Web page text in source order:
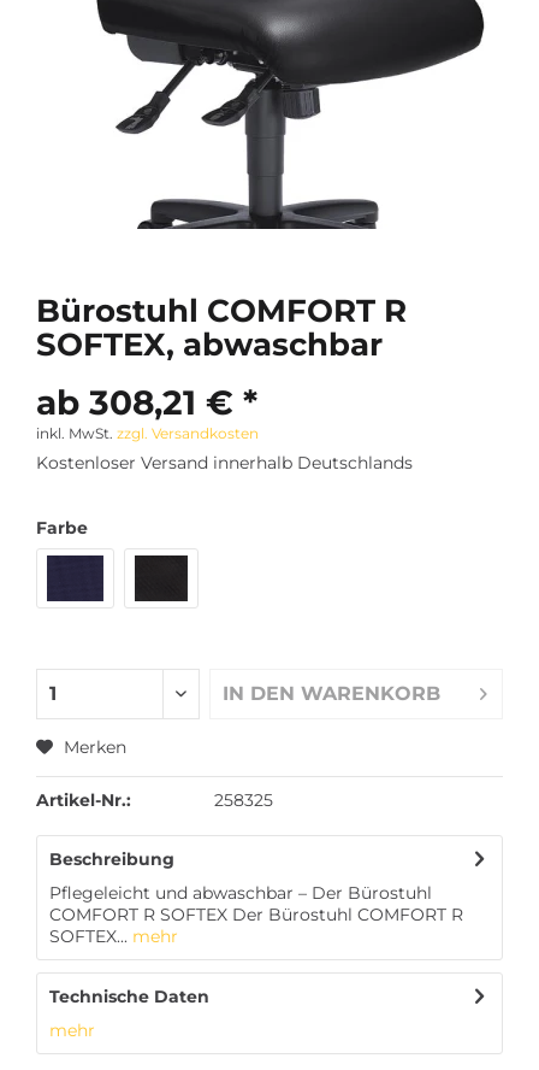
Bürostuhl COMFORT R
SOFTEX, abwaschbar
ab 308,21 € *
inkl. MwSt. zzgl. Versandkosten
Kostenloser Versand innerhalb Deutschlands
Farbe
IN DEN WARENKORB
Merken
Artikel-Nr.: 258325
Beschreibung
Pflegeleicht und abwaschbar – Der Bürostuhl
COMFORT R SOFTEX Der Bürostuhl COMFORT R
SOFTEX... mehr
Technische Daten
mehr